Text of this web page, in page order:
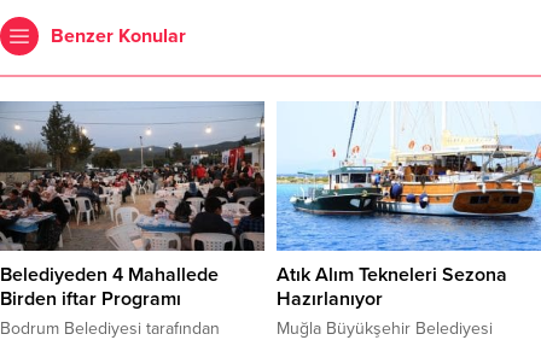
Benzer Konular
Belediyeden 4 Mahallede
Birden iftar Programı
Bodrum Belediyesi tarafından
Atık Alım Tekneleri Sezona
Hazırlanıyor
Muğla Büyükşehir Belediyesi